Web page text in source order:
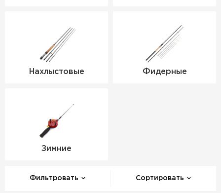
Нахлыстовые Фидерные
Зимние
Фильтровать Сортировать